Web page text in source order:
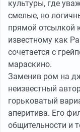
культуры, где
смелые, но
прямой отсылкой
известному как
сочетается с
мараскино.
Заменив ром на
неизвестный
горьковатый
аперитива. Его
общительности и